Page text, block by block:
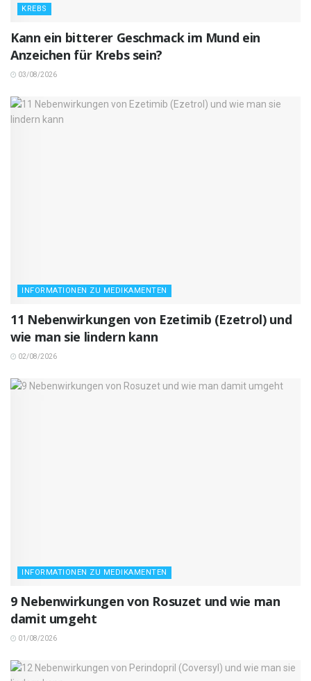
KREBS
Kann ein bitterer Geschmack im Mund ein
Anzeichen für Krebs sein?
03/08/2026
INFORMATIONEN ZU MEDIKAMENTEN
11 Nebenwirkungen von Ezetimib (Ezetrol) und
wie man sie lindern kann
02/08/2026
INFORMATIONEN ZU MEDIKAMENTEN
9 Nebenwirkungen von Rosuzet und wie man
damit umgeht
01/08/2026